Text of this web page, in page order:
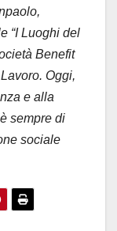
“I Luoghi del
Benefit
Oggi,
e alla
sempre di
sociale